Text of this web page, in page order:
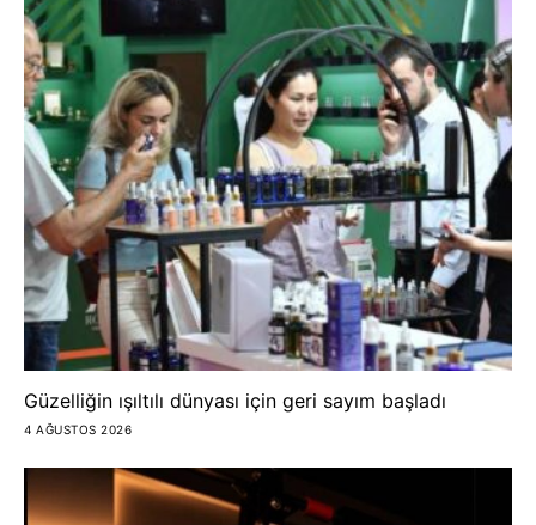
Güzelliğin ışıltılı dünyası için geri sayım başladı
4 AĞUSTOS 2026